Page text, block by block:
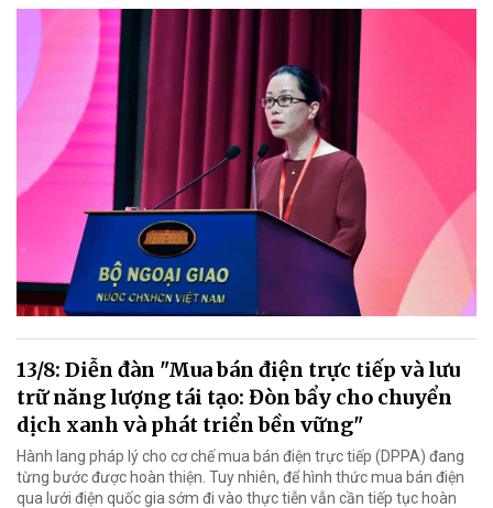
13/8: Diễn đàn "Mua bán điện trực tiếp và lưu
trữ năng lượng tái tạo: Đòn bẩy cho chuyển
dịch xanh và phát triển bền vững"
Hành lang pháp lý cho cơ chế mua bán điện trực tiếp (DPPA) đang
từng bước được hoàn thiện. Tuy nhiên, để hình thức mua bán điện
qua lưới điện quốc gia sớm đi vào thực tiễn vẫn cần tiếp tục hoàn